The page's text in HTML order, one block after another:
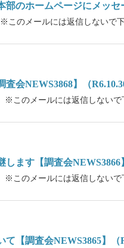
のホームページにメッセ
※このメールには返信しない
会NEWS3868】（
※このメールには返信しない
ます【調査会NEWS3866
※このメールには返信しない
【調査会NEWS3865】（